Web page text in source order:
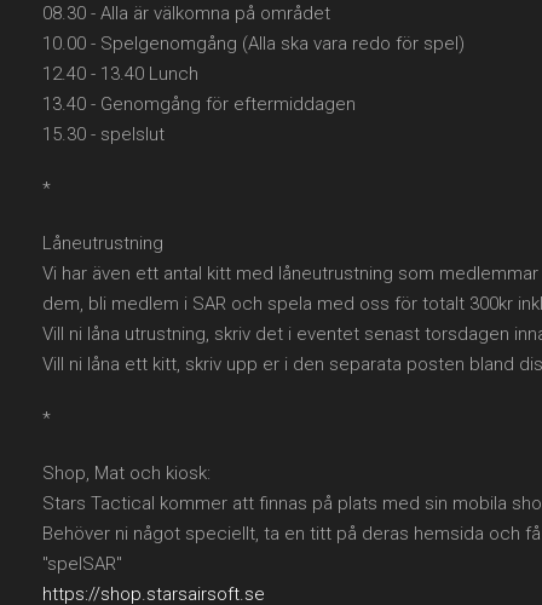
08.30 - Alla är välkomna på området
10.00 - Spelgenomgång (Alla ska vara redo för spel)
12.40 - 13.40 Lunch
13.40 - Genomgång för eftermiddagen
15.30 - spelslut
*
Låneutrustning
Vi har även ett antal kitt med låneutrustning som
dem, bli medlem i SAR och spela med oss för totalt 300kr
Vill ni låna utrustning, skriv det i eventet senast torsdagen
Vill ni låna ett kitt, skriv upp er i den separata posten bland
*
Shop, Mat och kiosk:
Stars Tactical kommer att finnas på plats med sin mobila
Behöver ni något speciellt, ta en titt på deras hemsida och
"spelSAR"
https://shop.starsairsoft.se